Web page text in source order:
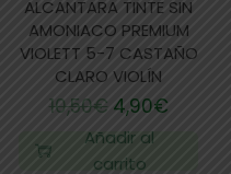
ALCANTARA TINTE SIN
AMONIACO PREMIUM
VIOLETT 5-7 CASTAÑO
CLARO VIOLÍN
10,50€ 4,90€
Añadir al
carrito